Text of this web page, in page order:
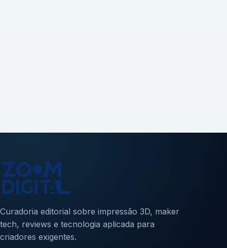
Curadoria editorial sobre impressão 3D, maker
tech, reviews e tecnologia aplicada para
criadores exigentes.